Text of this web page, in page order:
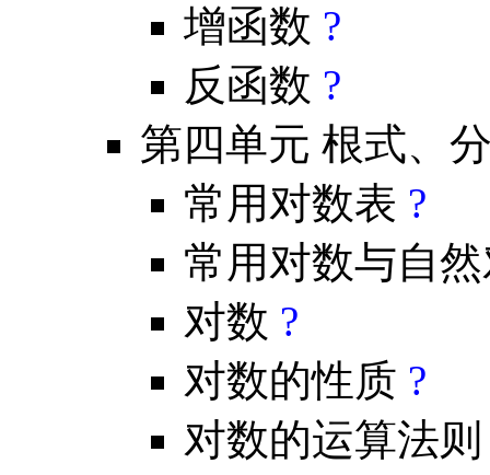
增函数 ?
反函数 ?
第四单元 根式、
常用对数表 ?
常用对数与自
对数 ?
对数的性质 ?
对数的运算法